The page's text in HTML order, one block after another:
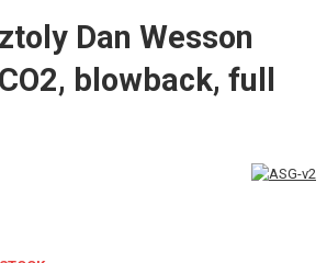
Dan Wesson
blowback, full